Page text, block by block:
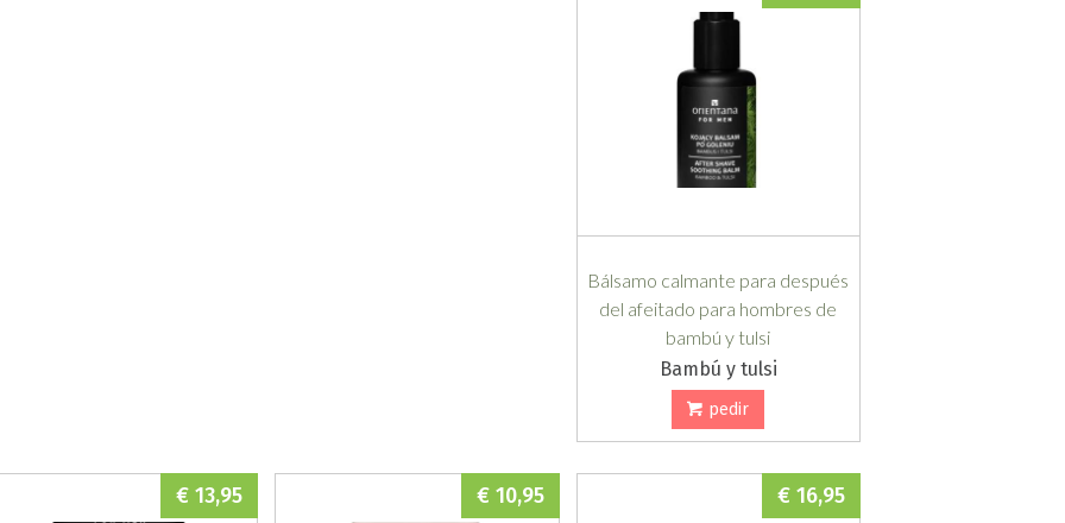
Bálsamo calmante para después
del afeitado para hombres de
bambú y tulsi
Bambú y tulsi
pedir
€ 13,95 € 10,95 € 16,95